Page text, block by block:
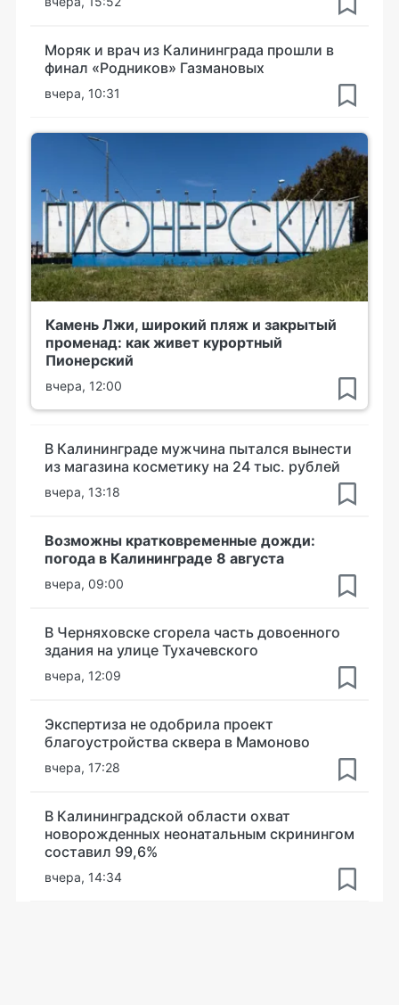
Моряк и врач из Калининграда прошли в
финал «Родников» Газмановых
вчера, 10:31
Камень Лжи, широкий пляж и закрытый
променад: как живет курортный
Пионерский
вчера, 12:00
В Калининграде мужчина пытался вынести
из магазина косметику на 24 тыс. рублей
вчера, 13:18
Возможны кратковременные дожди:
погода в Калининграде 8 августа
вчера, 09:00
В Черняховске сгорела часть довоенного
здания на улице Тухачевского
вчера, 12:09
Экспертиза не одобрила проект
благоустройства сквера в Мамоново
вчера, 17:28
В Калининградской области охват
новорожденных неонатальным скринингом
составил 99,6%
вчера, 14:34